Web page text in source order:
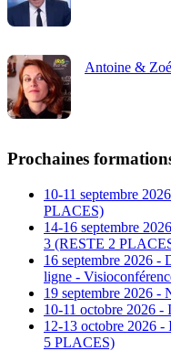
Antoine &
Prochaines
10-11 septembre
PLACES)
14-16 septembre
3 (RESTE 2
16 septembre 2026 -
ligne -
19 septembre 2026 -
10-11 octobre 2026 -
12-13 octobre 2026
5 PLACES)